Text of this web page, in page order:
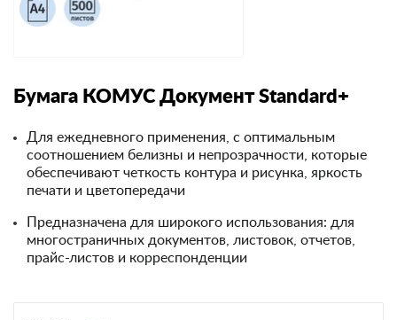
Бумага КОМУС Документ Standard+
Для ежедневного применения, с оптимальным
соотношением белизны и непрозрачности, которые
обеспечивают четкость контура и рисунка, яркость
печати и цветопередачи
Предназначена для широкого использования: для
многостраничных документов, листовок, отчетов,
прайс-листов и корреспонденции